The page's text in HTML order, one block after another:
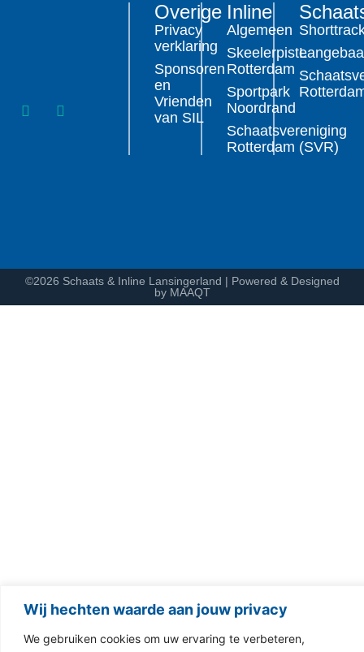
Wij hechten waarde aan jouw privacy
We gebruiken cookies om uw ervaring te verbeteren,
Inline
Algemeen
Skeelerpiste
Rotterdam
Sportpark
Noordrand
Schaatsvereniging
Rotterdam (SVR)
Overige
Privacy
verklaring
Sponsoren
en
Vrienden
van SIL
©2026 Schaats & Inline Lansingerland | Powered & Designed
by MAAQT